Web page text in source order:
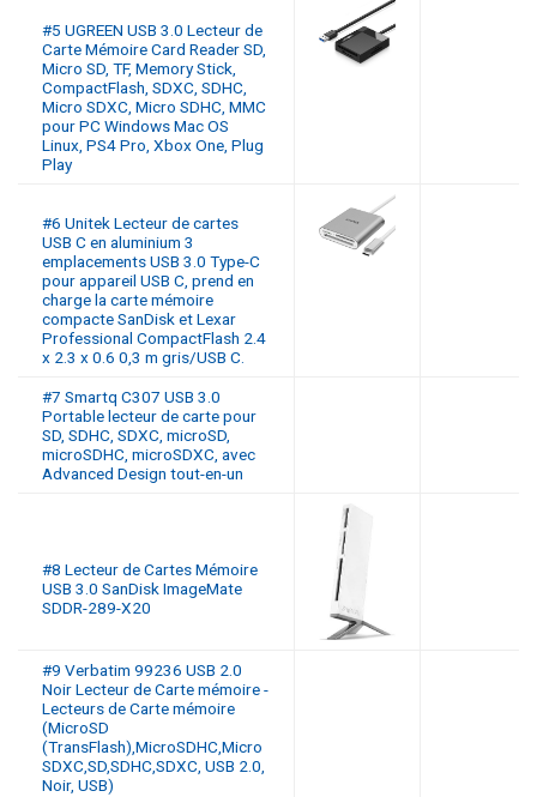
#5 UGREEN USB 3.0 Lecteur de
Carte Mémoire Card Reader SD,
Micro SD, TF, Memory Stick,
CompactFlash, SDXC, SDHC,
Micro SDXC, Micro SDHC, MMC
pour PC Windows Mac OS
Linux, PS4 Pro, Xbox One, Plug
Play
#6 Unitek Lecteur de cartes
USB C en aluminium 3
emplacements USB 3.0 Type-C
pour appareil USB C, prend en
charge la carte mémoire
compacte SanDisk et Lexar
Professional CompactFlash 2.4
x 2.3 x 0.6 0,3 m gris/USB C.
#7 Smartq C307 USB 3.0
Portable lecteur de carte pour
SD, SDHC, SDXC, microSD,
microSDHC, microSDXC, avec
Advanced Design tout-en-un
#8 Lecteur de Cartes Mémoire
USB 3.0 SanDisk ImageMate
SDDR-289-X20
#9 Verbatim 99236 USB 2.0
Noir Lecteur de Carte mémoire -
Lecteurs de Carte mémoire
(MicroSD
(TransFlash),MicroSDHC,Micro
SDXC,SD,SDHC,SDXC, USB 2.0,
Noir, USB)